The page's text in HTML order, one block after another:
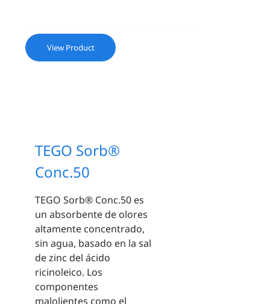
View Product
TEGO Sorb®
Conc.50
TEGO Sorb® Conc.50 es
un absorbente de olores
altamente concentrado,
sin agua, basado en la sal
de zinc del ácido
ricinoleico. Los
componentes
malolientes como el